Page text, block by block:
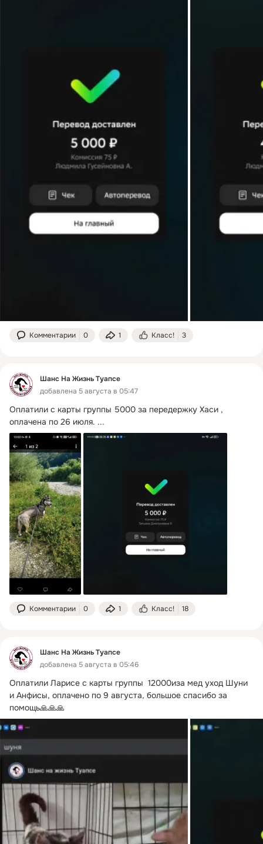
Комментарии 0 1 Класс! 3
Шанс На Жизнь Туапсе
добавлена 5 августа в 05:47
Оплатили с карты группы 5000 за передержку Хаси ,
оплачена по 26 июля. ...
Комментарии 0 1 Класс! 18
Шанс На Жизнь Туапсе
добавлена 5 августа в 05:46
Оплатили Ларисе с карты группы  12000иза мед уход Шуни
и Анфисы, оплачено по 9 августа, большое спасибо за
помощь🙏🙏🙏